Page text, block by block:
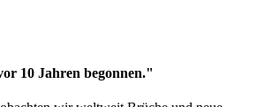
10 Jahren begonnen."